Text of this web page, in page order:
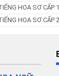
HOA SƠ
HOA SƠ